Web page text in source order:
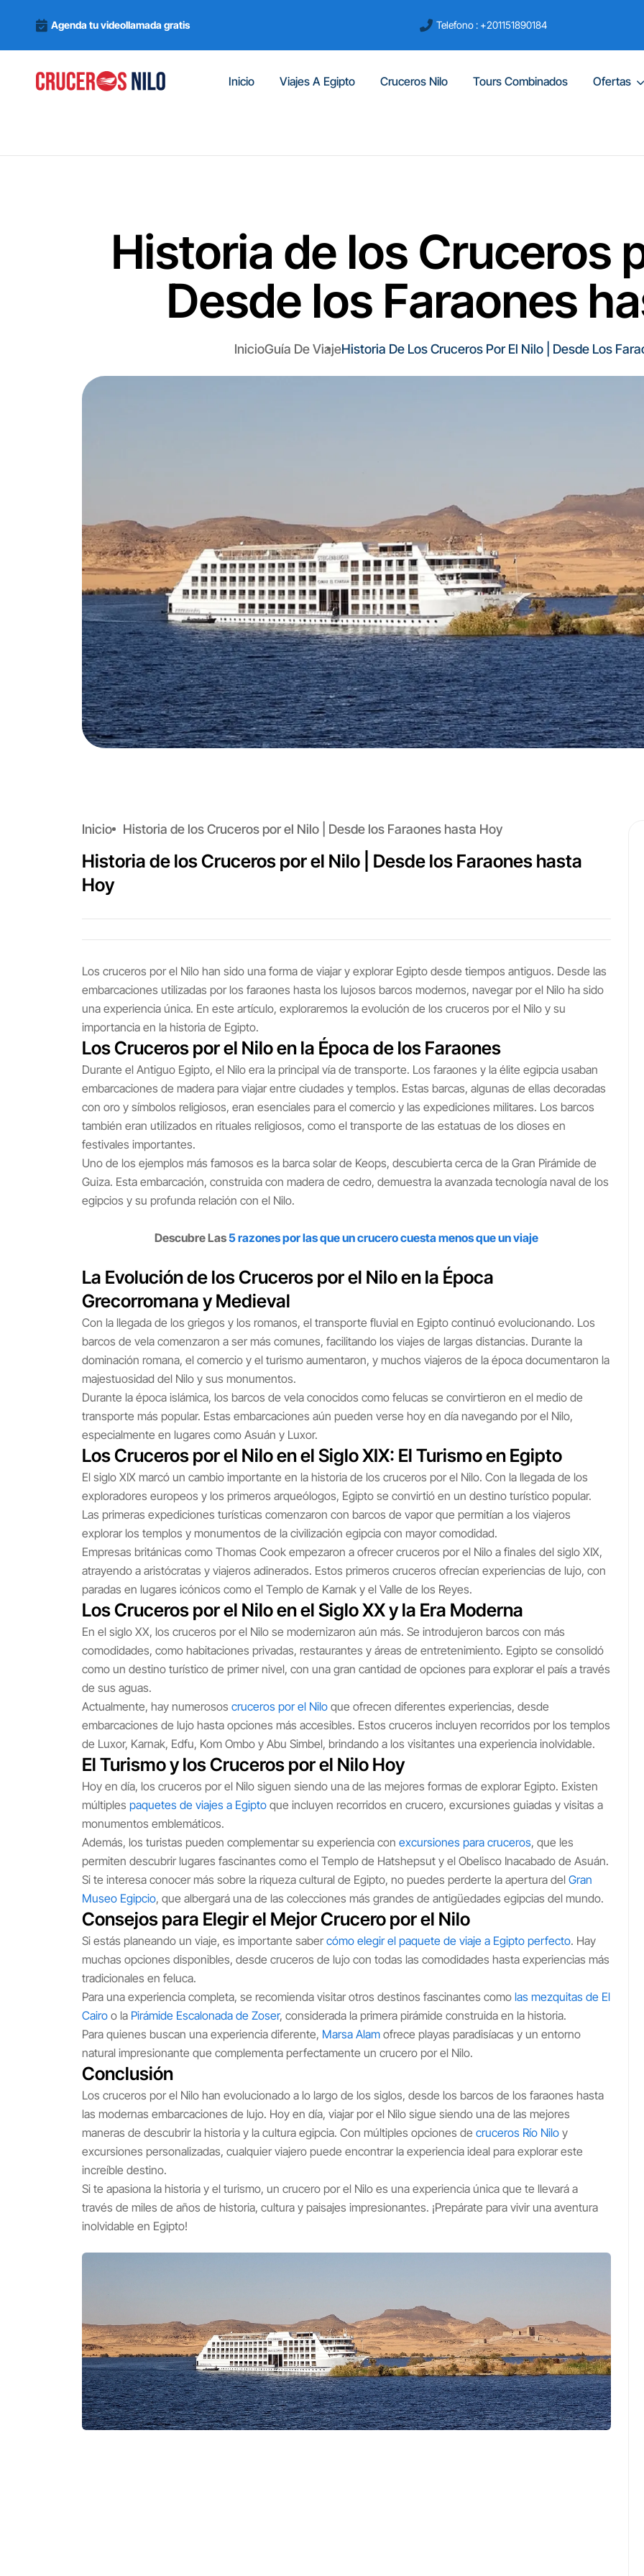
Agenda tu videollamada gratis Telefono : +201151890184
Inicio Viajes A Egipto Cruceros Nilo Tours Combinados Ofertas
Historia de los Cruceros
Desde los Faraones
InicioGuía De ViajeHistoria De Los Cruceros Por El Nilo | Desde Los
Inicio Historia de los Cruceros por el Nilo | Desde los Faraones hasta Hoy
Historia de los Cruceros por el Nilo | Desde los Faraones hasta
Hoy
Los cruceros por el Nilo han sido una forma de viajar y explorar Egipto desde tiempos antiguos. Desde las
embarcaciones utilizadas por los faraones hasta los lujosos barcos modernos, navegar por el Nilo ha sido
una experiencia única. En este artículo, exploraremos la evolución de los cruceros por el Nilo y su
importancia en la historia de Egipto.
Los Cruceros por el Nilo en la Época de los Faraones
Durante el Antiguo Egipto, el Nilo era la principal vía de transporte. Los faraones y la élite egipcia usaban
embarcaciones de madera para viajar entre ciudades y templos. Estas barcas, algunas de ellas decoradas
con oro y símbolos religiosos, eran esenciales para el comercio y las expediciones militares. Los barcos
también eran utilizados en rituales religiosos, como el transporte de las estatuas de los dioses en
festivales importantes.
Uno de los ejemplos más famosos es la barca solar de Keops, descubierta cerca de la Gran Pirámide de
Guiza. Esta embarcación, construida con madera de cedro, demuestra la avanzada tecnología naval de los
egipcios y su profunda relación con el Nilo.
Descubre Las5 razones por las que un crucero cuesta menos que un viaje
La Evolución de los Cruceros por el Nilo en la Época
Grecorromana y Medieval
Con la llegada de los griegos y los romanos, el transporte fluvial en Egipto continuó evolucionando. Los
barcos de vela comenzaron a ser más comunes, facilitando los viajes de largas distancias. Durante la
dominación romana, el comercio y el turismo aumentaron, y muchos viajeros de la época documentaron la
majestuosidad del Nilo y sus monumentos.
Durante la época islámica, los barcos de vela conocidos como felucas se convirtieron en el medio de
transporte más popular. Estas embarcaciones aún pueden verse hoy en día navegando por el Nilo,
especialmente en lugares como Asuán y Luxor.
Los Cruceros por el Nilo en el Siglo XIX: El Turismo en Egipto
El siglo XIX marcó un cambio importante en la historia de los cruceros por el Nilo. Con la llegada de los
exploradores europeos y los primeros arqueólogos, Egipto se convirtió en un destino turístico popular.
Las primeras expediciones turísticas comenzaron con barcos de vapor que permitían a los viajeros
explorar los templos y monumentos de la civilización egipcia con mayor comodidad.
Empresas británicas como Thomas Cook empezaron a ofrecer cruceros por el Nilo a finales del siglo XIX,
atrayendo a aristócratas y viajeros adinerados. Estos primeros cruceros ofrecían experiencias de lujo, con
paradas en lugares icónicos como el Templo de Karnak y el Valle de los Reyes.
Los Cruceros por el Nilo en el Siglo XX y la Era Moderna
En el siglo XX, los cruceros por el Nilo se modernizaron aún más. Se introdujeron barcos con más
comodidades, como habitaciones privadas, restaurantes y áreas de entretenimiento. Egipto se consolidó
como un destino turístico de primer nivel, con una gran cantidad de opciones para explorar el país a través
de sus aguas.
Actualmente, hay numerosos cruceros por el Nilo que ofrecen diferentes experiencias, desde
embarcaciones de lujo hasta opciones más accesibles. Estos cruceros incluyen recorridos por los templos
de Luxor, Karnak, Edfu, Kom Ombo y Abu Simbel, brindando a los visitantes una experiencia inolvidable.
El Turismo y los Cruceros por el Nilo Hoy
Hoy en día, los cruceros por el Nilo siguen siendo una de las mejores formas de explorar Egipto. Existen
múltiples paquetes de viajes a Egipto que incluyen recorridos en crucero, excursiones guiadas y visitas a
monumentos emblemáticos.
Además, los turistas pueden complementar su experiencia con excursiones para cruceros, que les
permiten descubrir lugares fascinantes como el Templo de Hatshepsut y el Obelisco Inacabado de Asuán.
Si te interesa conocer más sobre la riqueza cultural de Egipto, no puedes perderte la apertura del Gran
Museo Egipcio, que albergará una de las colecciones más grandes de antigüedades egipcias del mundo.
Consejos para Elegir el Mejor Crucero por el Nilo
Si estás planeando un viaje, es importante sabercómo elegir el paquete de viaje a Egipto perfecto. Hay
muchas opciones disponibles, desde cruceros de lujo con todas las comodidades hasta experiencias más
tradicionales en feluca.
Para una experiencia completa, se recomienda visitar otros destinos fascinantes como las mezquitas de El
Cairo o la Pirámide Escalonada de Zoser, considerada la primera pirámide construida en la historia.
Para quienes buscan una experiencia diferente, Marsa Alam ofrece playas paradisíacas y un entorno
natural impresionante que complementa perfectamente un crucero por el Nilo.
Conclusión
Los cruceros por el Nilo han evolucionado a lo largo de los siglos, desde los barcos de los faraones hasta
las modernas embarcaciones de lujo. Hoy en día, viajar por el Nilo sigue siendo una de las mejores
maneras de descubrir la historia y la cultura egipcia. Con múltiples opciones de cruceros Río Nilo y
excursiones personalizadas, cualquier viajero puede encontrar la experiencia ideal para explorar este
increíble destino.
Si te apasiona la historia y el turismo, un crucero por el Nilo es una experiencia única que te llevará a
través de miles de años de historia, cultura y paisajes impresionantes. ¡Prepárate para vivir una aventura
inolvidable en Egipto!